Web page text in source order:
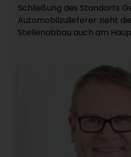
Schließung des Standorts
Automobilzulieferer zieht
Stellenabbau auch am